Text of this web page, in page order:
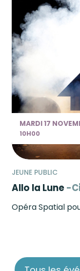
MARDI17
10H00
JEUNE PUBLIC
Allo la Lune
Opéra Spatial